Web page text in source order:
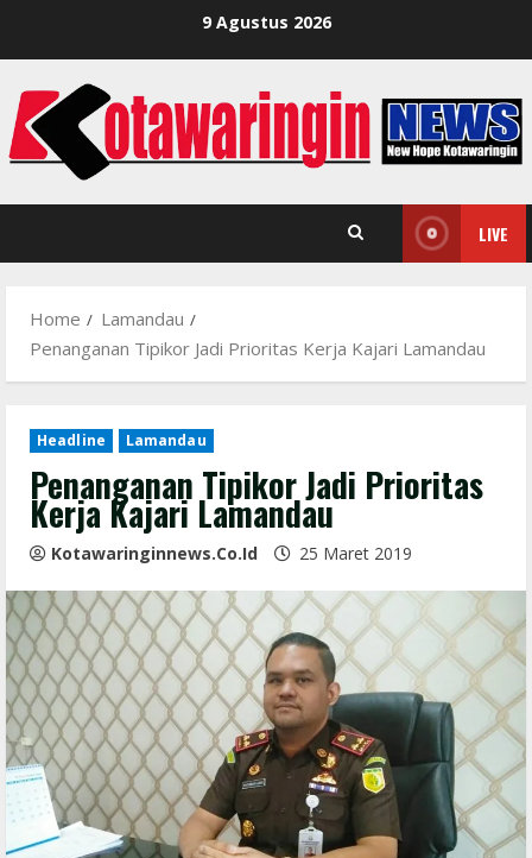
9 Agustus 2026
LIVE
Home
Lamandau
Penanganan Tipikor Jadi Prioritas Kerja Kajari Lamandau
Headline Lamandau
Penanganan Tipikor Jadi Prioritas
Kerja Kajari Lamandau
Kotawaringinnews.co.id 25 Maret 2019